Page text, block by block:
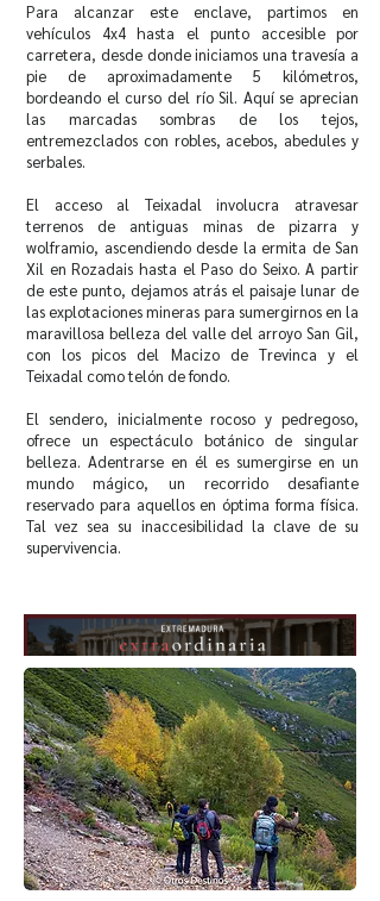
Para alcanzar este enclave, partimos en
vehículos 4x4 hasta el punto accesible por
carretera, desde donde iniciamos una travesía a
pie de aproximadamente 5 kilómetros,
bordeando el curso del río Sil. Aquí se aprecian
las marcadas sombras de los tejos,
entremezclados con robles, acebos, abedules y
serbales.
El acceso al Teixadal involucra atravesar
terrenos de antiguas minas de pizarra y
wolframio, ascendiendo desde la ermita de San
Xil en Rozadais hasta el Paso do Seixo. A partir
de este punto, dejamos atrás el paisaje lunar de
las explotaciones mineras para sumergirnos en la
maravillosa belleza del valle del arroyo San Gil,
con los picos del Macizo de Trevinca y el
Teixadal como telón de fondo.
El sendero, inicialmente rocoso y pedregoso,
ofrece un espectáculo botánico de singular
belleza. Adentrarse en él es sumergirse en un
mundo mágico, un recorrido desafiante
reservado para aquellos en óptima forma física.
Tal vez sea su inaccesibilidad la clave de su
supervivencia.